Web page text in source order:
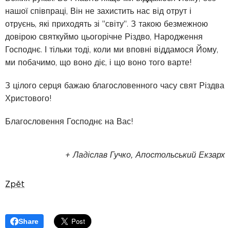
нашої співпраці, Він не захистить нас від отрут і
отруєнь, які приходять зі "світу". З такою безмежною
довірою святкуймо цьогорічне Різдво, Народження
Господнє. І тільки тоді, коли ми вповні віддамося Йому,
ми побачимо, що воно діє, і що воно того варте!
З цілого серця бажаю благословенного часу свят Різдва
Христового!
Благословення Господнє на Вас!
+ Ладіслав Гучко, Апостольський Екзарх
Zpět
Share